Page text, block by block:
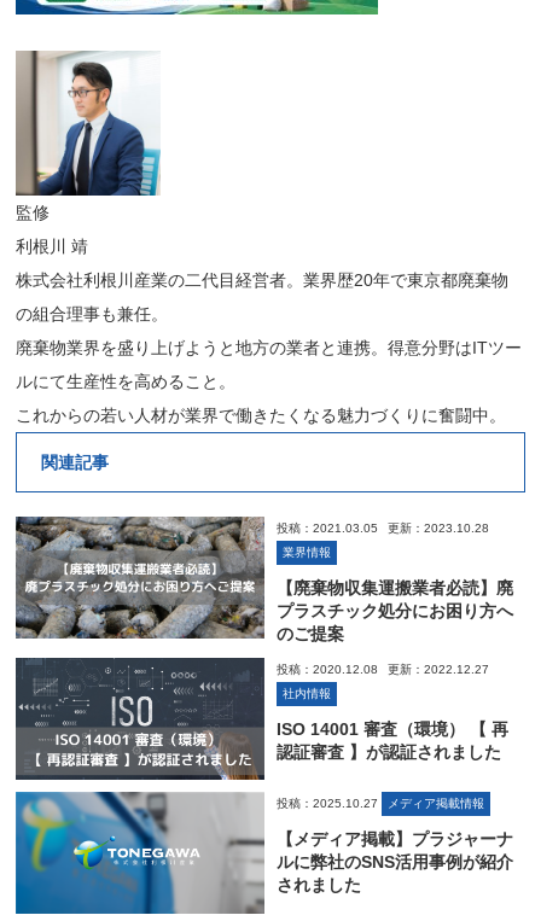
監修
利根川 靖
株式会社利根川産業の二代目経営者。業界歴20年で東京都廃棄物
の組合理事も兼任。
廃棄物業界を盛り上げようと地方の業者と連携。得意分野はITツー
ルにて生産性を高めること。
これからの若い人材が業界で働きたくなる魅力づくりに奮闘中。
関連記事
投稿：2021.03.05
更新：2023.10.28
業界情報
【廃棄物収集運搬業者必読】廃
プラスチック処分にお困り方へ
のご提案
投稿：2020.12.08
更新：2022.12.27
社内情報
ISO 14001 審査（環境） 【 再
認証審査 】が認証されました
投稿：2025.10.27 メディア掲載情報
【メディア掲載】プラジャーナ
ルに弊社のSNS活用事例が紹介
されました